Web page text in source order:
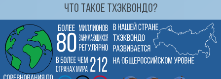
Что такое тхэквондо?